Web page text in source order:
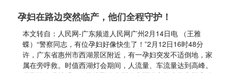
孕妇在路边突然临产，他们全程守护！
本文转自：人民网-广东频道人民网广州2月14日电 （王雅
蝶）“警察同志，有位孕妇好像快生了！”2月12日16时48分
许，广东省惠州市西湖景区附近，有一孕妇突发不适倒地，家
属在旁呼救。时值西湖灯会期间，人流量、车流量达到高峰。